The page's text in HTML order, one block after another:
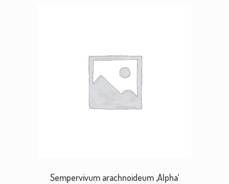
Sempervivum arachnoideum ‚Alpha‘